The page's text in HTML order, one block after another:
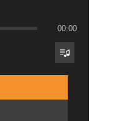
00:00